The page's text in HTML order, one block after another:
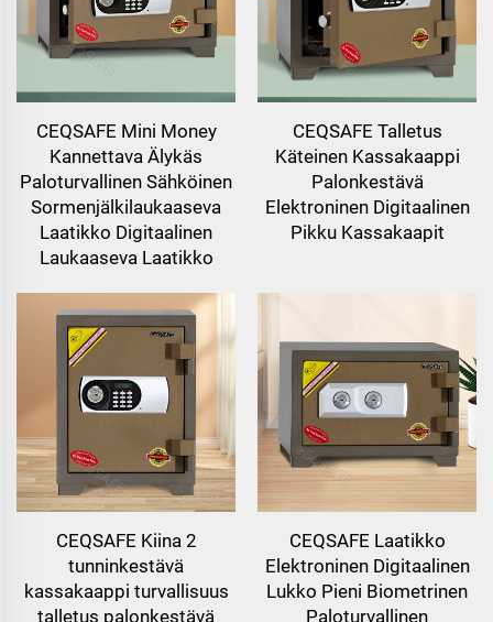
CEQSAFE Mini Money
Kannettava Älykäs
Paloturvallinen Sähköinen
Sormenjälkilaukaaseva
Laatikko Digitaalinen
Laukaaseva Laatikko
CEQSAFE Talletus
Käteinen Kassakaappi
Palonkestävä
Elektroninen Digitaalinen
Pikku Kassakaapit
CEQSAFE Kiina 2
tunninkestävä
kassakaappi turvallisuus
talletus palonkestävä
CEQSAFE Laatikko
Elektroninen Digitaalinen
Lukko Pieni Biometrinen
Paloturvallinen